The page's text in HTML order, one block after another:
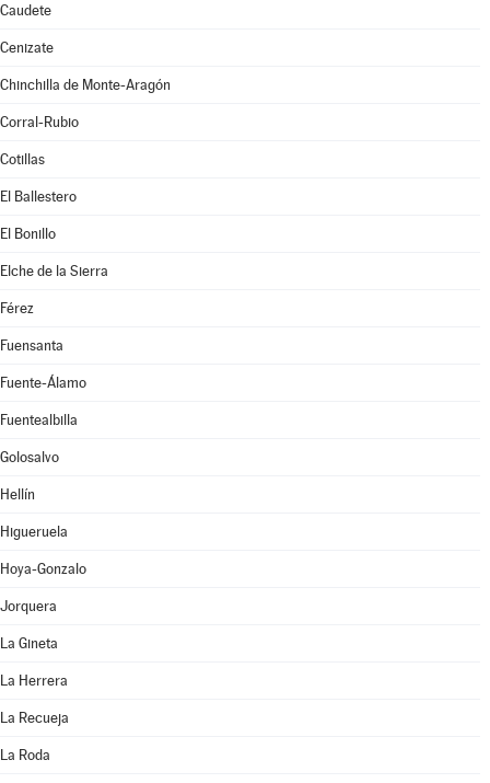
Caudete
Cenizate
Chinchilla de Monte-Aragón
Corral-Rubio
Cotillas
El Ballestero
El Bonillo
Elche de la Sierra
Férez
Fuensanta
Fuente-Álamo
Fuentealbilla
Golosalvo
Hellín
Higueruela
Hoya-Gonzalo
Jorquera
La Gineta
La Herrera
La Recueja
La Roda